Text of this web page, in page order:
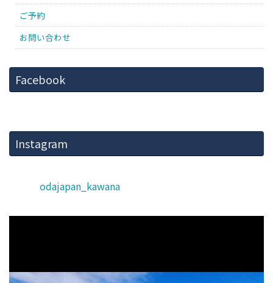
ご予約
お問い合わせ
Facebook
Instagram
odajapan_kawana